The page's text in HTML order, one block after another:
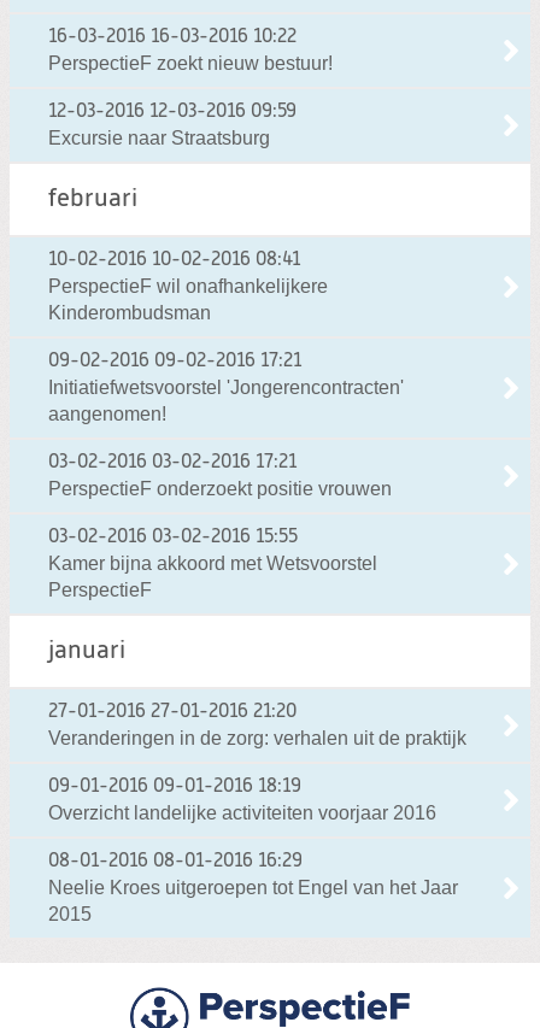
16-03-2016 16-03-2016 10:22
PerspectieF zoekt nieuw bestuur!
12-03-2016 12-03-2016 09:59
Excursie naar Straatsburg
februari
10-02-2016 10-02-2016 08:41
PerspectieF wil onafhankelijkere
Kinderombudsman
09-02-2016 09-02-2016 17:21
Initiatiefwetsvoorstel 'Jongerencontracten'
aangenomen!
03-02-2016 03-02-2016 17:21
PerspectieF onderzoekt positie vrouwen
03-02-2016 03-02-2016 15:55
Kamer bijna akkoord met Wetsvoorstel
PerspectieF
januari
27-01-2016 27-01-2016 21:20
Veranderingen in de zorg: verhalen uit de praktijk
09-01-2016 09-01-2016 18:19
Overzicht landelijke activiteiten voorjaar 2016
08-01-2016 08-01-2016 16:29
Neelie Kroes uitgeroepen tot Engel van het Jaar
2015